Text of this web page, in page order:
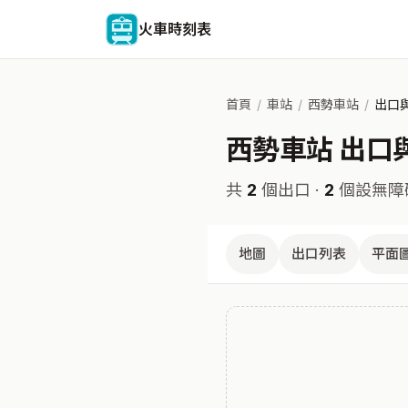
火車時刻表
首頁 / 車站 / 西勢車站 / 出口
西勢車站 出口
共 2 個出口 · 2 個設無
地圖 出口列表 平面